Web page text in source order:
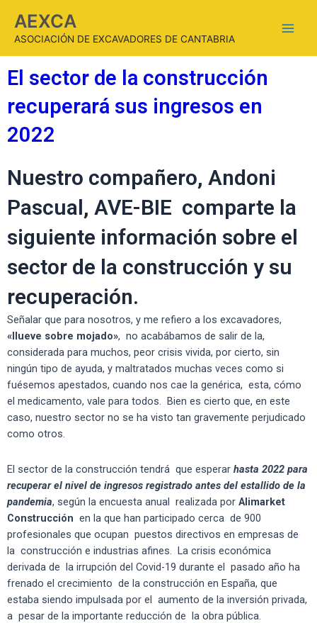
AEXCA
ASOCIACIÓN DE EXCAVADORES DE CANTABRIA
El sector de la construcción
recuperará sus ingresos en
2022
Nuestro compañero, Andoni
Pascual, AVE-BIE comparte la
siguiente información sobre el
sector de la construcción y su
recuperación.
Señalar que para nosotros, y me refiero a los excavadores,
«llueve sobre mojado», no acabábamos de salir de la,
considerada para muchos, peor crisis vivida, por cierto, sin
ningún tipo de ayuda, y maltratados muchas veces como si
fuésemos apestados, cuando nos cae la genérica, esta, cómo
el medicamento, vale para todos. Bien es cierto que, en este
caso, nuestro sector no se ha visto tan gravemente perjudicado
como otros.
El sector de la construcción tendrá que esperar hasta 2022 para
recuperar el nivel de ingresos registrado antes del estallido de la
pandemia, según la encuesta anual realizada por Alimarket
Construcción en la que han participado cerca de 900
profesionales que ocupan puestos directivos en empresas de
la construcción e industrias afines. La crisis económica
derivada de la irrupción del Covid-19 durante el pasado año ha
frenado el crecimiento de la construcción en España, que
estaba siendo impulsada por el aumento de la inversión privada,
a pesar de la importante reducción de la obra pública.